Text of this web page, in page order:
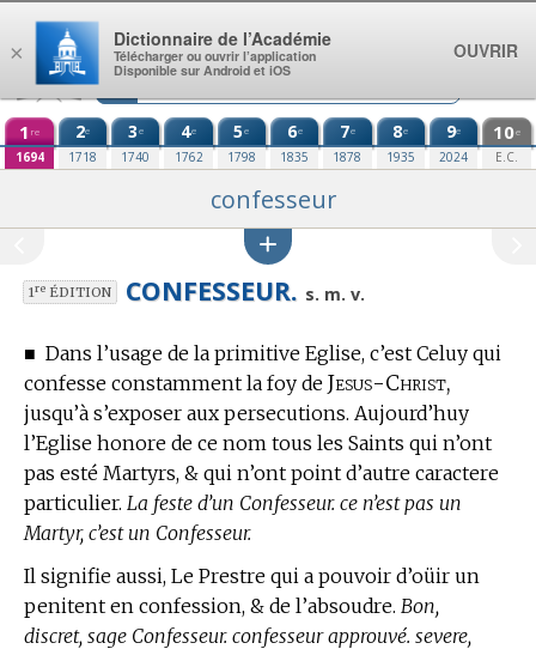
Aller au contenu
1 re
1694
2e
1718
3e
1740
4e
1762
5e
1798
6e
1835
7e
1878
8e
1935
9e
2024
10e
E.C.
confesseur
1reÉDITION CONFESSEUR. s. m. v.
■ Dans l’usage de la primitive Eglise, c’est Celuy qui
confesse constamment la foy de Jesus-Christ,
jusqu’à s’exposer aux persecutions. Aujourd’huy
l’Eglise honore de ce nom tous les Saints qui n’ont
pas esté Martyrs, & qui n’ont point d’autre caractere
particulier. La feste d’un Confesseur. ce n’est pas un
Martyr, c’est un Confesseur.
Il signifie aussi, Le Prestre qui a pouvoir d’oüir un
penitent en confession, & de l’absoudre. Bon,
discret, sage Confesseur. confesseur approuvé. severe,
×
Dictionnaire de l’Académie
Télécharger ou ouvrir l’application
Disponible sur Android et iOS
OUVRIR